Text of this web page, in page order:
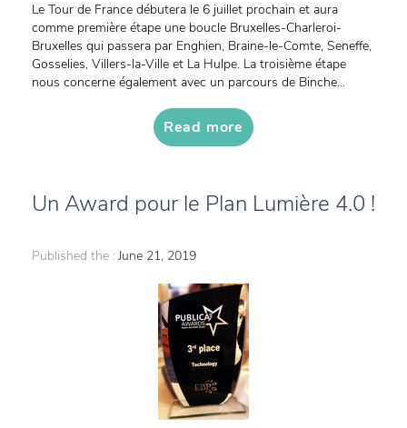
Le Tour de France débutera le 6 juillet prochain et aura
comme première étape une boucle Bruxelles-Charleroi-
Bruxelles qui passera par Enghien, Braine-le-Comte, Seneffe,
Gosselies, Villers-la-Ville et La Hulpe. La troisième étape
nous concerne également avec un parcours de Binche...
Read more
Un Award pour le Plan Lumière 4.0 !
Published the : June 21, 2019